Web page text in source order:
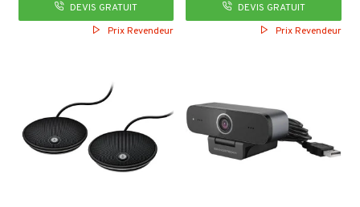
DEVIS GRATUIT
Prix Revendeur
DEVIS GRATUIT
Prix Revendeur